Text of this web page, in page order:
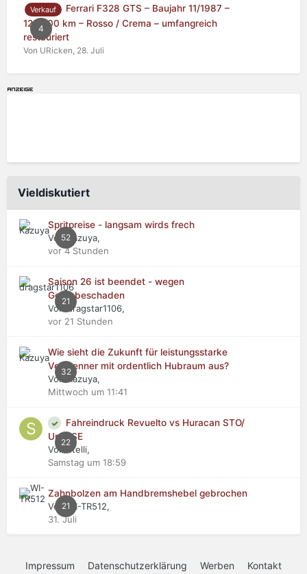
4
Verkauf
Ferrari F328 GTS – Baujahr 11/1987 –
125.000 km – Rosso / Crema – umfangreich
restauriert
Von URicken, 28. Juli
Vieldiskutiert
52
Spritpreise - langsam wirds frech
Von Kazuya,
vor 4 Stunden
21
Saison 26 ist beendet - wegen
Getriebeschaden
Von dragstar1106,
vor 21 Stunden
32
Wie sieht die Zukunft für leistungsstarke
Verbrenner mit ordentlich Hubraum aus?
Von Kazuya,
Mittwoch um 11:41
22
Fahreindruck Revuelto vs Huracan STO/
Urus SE
Von stelli,
Samstag um 18:59
21
Zahnbolzen am Handbremshebel gebrochen
Von WI-TR512,
31. Juli
Impressum Datenschutzerklärung Werben Kontakt